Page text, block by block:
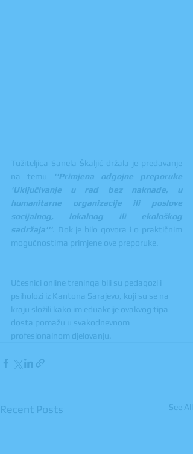
Tužiteljica Sanela Škaljić držala je predavanje
na temu
''Primjena odgojne preporuke
'Uključivanje u rad bez naknade, u
humanitarne organizacije ili poslove
socijalnog, lokalnog ili ekološkog
sadržaja''' . Dok je bilo govora i o praktičnim
mogućnostima primjene ove preporuke.
Učesnici online treninga bili su pedagozi i
psiholozi iz Kantona Sarajevo, koji su se na
kraju složili kako im eduakcije ovakvog tipa
dosta pomažu u svakodnevnom
profesionalnom djelovanju.
Recent Posts See All